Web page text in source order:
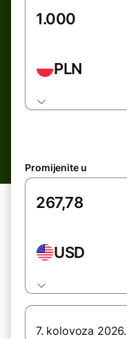
PLN
Promijenite u
USD
7. kolovoza 2026.